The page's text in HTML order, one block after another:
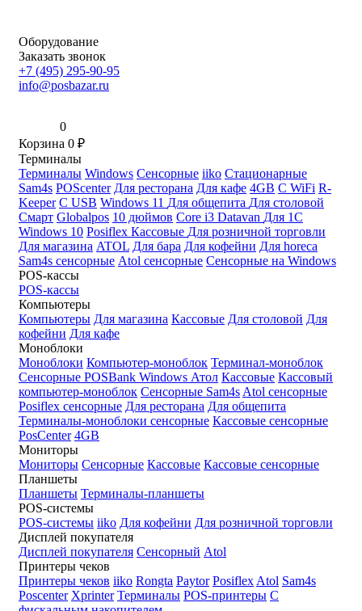
Оборудование
Заказать звонок
+7 (495) 295-90-95
info@posbazar.ru
0
Корзина 0 ₽
Терминалы
Терминалы Windows Сенсорные iiko Стационарные
Sam4s POScenter Для ресторана Для кафе 4GB С WiFi R-
Keeper С USB Windows 11 Для общепита Для столовой
Смарт Globalpos 10 дюймов Core i3 Datavan Для 1С
Windows 10 Posiflex Кассовые Для розничной торговли
Для магазина ATOL Для бара Для кофейни Для horeca
Sam4s сенсорные Atol сенсорные Сенсорные на Windows
POS-кассы
POS-кассы
Компьютеры
Компьютеры Для магазина Кассовые Для столовой Для
кофейни Для кафе
Моноблоки
Моноблоки Компьютер-моноблок Терминал-моноблок
Сенсорные POSBank Windows Атол Кассовые Кассовый
компьютер-моноблок Сенсорные Sam4s Atol сенсорные
Posiflex сенсорные Для ресторана Для общепита
Терминалы-моноблоки сенсорные Кассовые сенсорные
PosCenter 4GB
Мониторы
Мониторы Сенсорные Кассовые Кассовые сенсорные
Планшеты
Планшеты Терминалы-планшеты
POS-системы
POS-системы iiko Для кофейни Для розничной торговли
Дисплей покупателя
Дисплей покупателя Сенсорный Atol
Принтеры чеков
Принтеры чеков iiko Rongta Paytor Posiflex Atol Sam4s
Poscenter Xprinter Терминалы POS-принтеры С